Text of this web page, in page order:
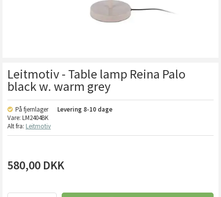
Leitmotiv - Table lamp Reina Palo
black w. warm grey
På fjernlager Levering 8-10 dage
Vare: LM2404BK
Alt fra: Leitmotiv
580,00 DKK